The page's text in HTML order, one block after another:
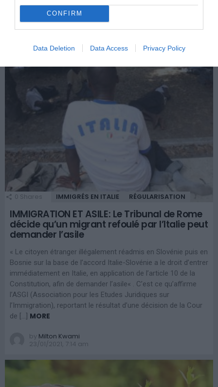
CONFIRM
Data Deletion Data Access Privacy Policy
adversaire calme et sur de […]MORE
byMilton Kwami
0 Shares IMMIGRÉS EN ITALIE RÉGULARISATION
IMMIGRATION ET ASILE: Le Tribunal de Rome
décide qu’un migrant refoulé par l’Italie peut
demander l’asile
« Le citoyen étranger illégalement réadmis en Slovénie puis en
Bosnie sur la base de l’accord Italie-Slovénie a le droit d’entrer
immédiatement en Italie, en application de l’article 10 de la
Constitution, afin de demander l’asile« . C’est ce qu’affirme
l’ASGI (Association pour les Etudes Juridiques sur
l’Immigration), reportant le résultat d’une décision de la Cour
de […] MORE
by Milton Kwami
23/01/2021, 7:14 am